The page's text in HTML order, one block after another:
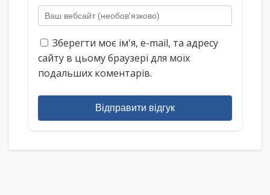
Зберегти моє ім'я, e-mail, та адресу
сайту в цьому браузері для моїх
подальших коментарів.
Відправити відгук